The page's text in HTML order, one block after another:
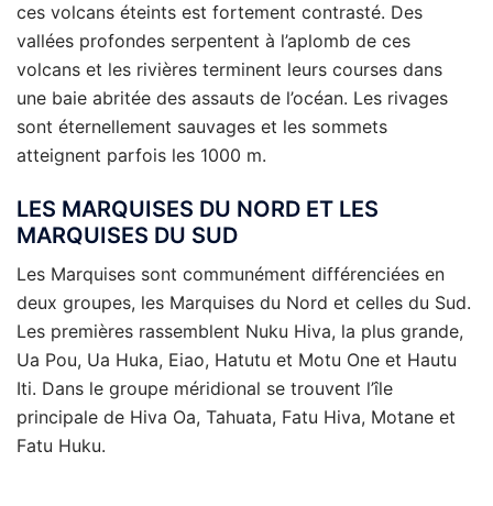
ces volcans éteints est fortement contrasté. Des
vallées profondes serpentent à l’aplomb de ces
volcans et les rivières terminent leurs courses dans
une baie abritée des assauts de l’océan. Les rivages
sont éternellement sauvages et les sommets
atteignent parfois les 1000 m.
LES MARQUISES DU NORD ET LES
MARQUISES DU SUD
Les Marquises sont communément différenciées en
deux groupes, les Marquises du Nord et celles du Sud.
Les premières rassemblent Nuku Hiva, la plus grande,
Ua Pou, Ua Huka, Eiao, Hatutu et Motu One et Hautu
Iti. Dans le groupe méridional se trouvent l’île
principale de Hiva Oa, Tahuata, Fatu Hiva, Motane et
Fatu Huku.